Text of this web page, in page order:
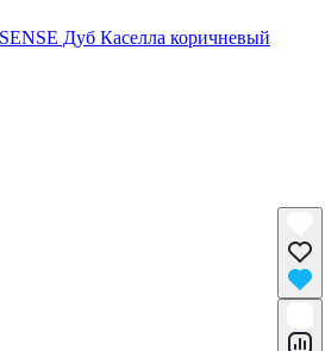
Дуб Каселла коричневый